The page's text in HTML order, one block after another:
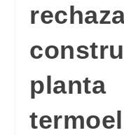
planta